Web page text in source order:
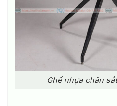
Ghế nhựa chân